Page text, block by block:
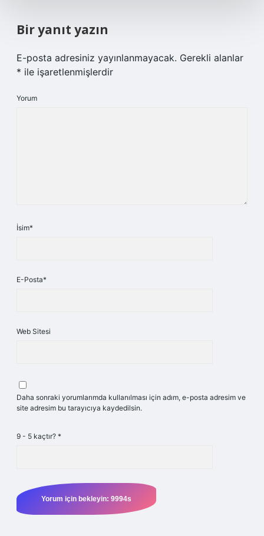
Bir yanıt yazın
E-posta adresiniz yayınlanmayacak. Gerekli alanlar
* ile işaretlenmişlerdir
Yorum
İsim*
E-Posta*
Web Sitesi
Daha sonraki yorumlarımda kullanılması için adım, e-posta adresim ve
site adresim bu tarayıcıya kaydedilsin.
9 - 5 kaçtır? *